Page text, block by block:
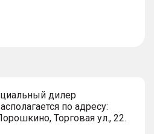
дилер
по адресу:
Торговая ул., 22.